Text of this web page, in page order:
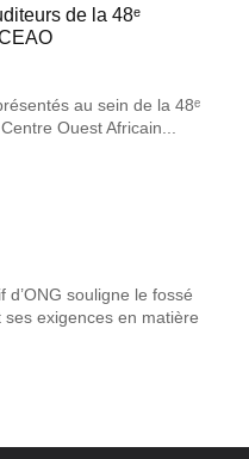
de la 48ᵉ
au sein de la 48ᵉ
Ouest Africain...
d’ONG souligne le fossé
exigences en matière